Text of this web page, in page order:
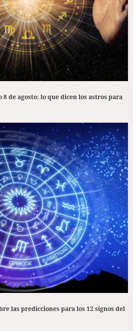
8 de agosto: lo que dicen los astros para
las predicciones para los 12 signos del